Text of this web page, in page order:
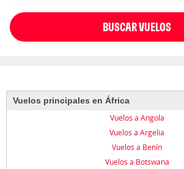
BUSCAR VUELOS
Vuelos principales en África
Vuelos a Angola
Vuelos a Argelia
Vuelos a Benín
Vuelos a Botswana